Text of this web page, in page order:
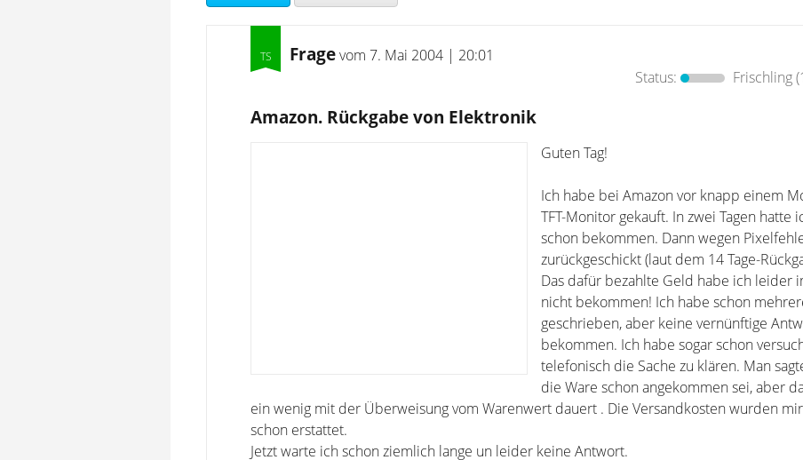
Fragevom 7. Mai 2004 | 20:01
Status:
Frischling
Amazon. Rückgabe von Elektronik
Guten Tag!
Ich habe bei Amazon vor knapp einem
TFT-Monitor gekauft. In zwei Tagen hatte
schon bekommen. Dann wegen
zurückgeschickt (laut dem 14 Tage-
Das dafür bezahlte Geld habe ich leider
nicht bekommen! Ich habe schon
geschrieben, aber keine vernünftige
bekommen. Ich habe sogar schon
telefonisch die Sache zu klären. Man
die Ware schon angekommen sei, aber
ein wenig mit der Überweisung vom Warenwert dauert . Die Versandkosten wurden
schon erstattet.
Jetzt warte ich schon ziemlich lange un leider keine Antwort.